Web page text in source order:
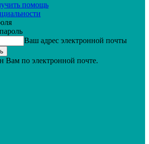
помощь
Ваш адрес электронной почты
Вам по электронной почте.